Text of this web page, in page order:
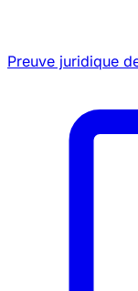
Preuve juridique